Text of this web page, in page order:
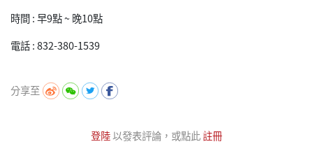
時間 : 早9點 ~ 晚10點
電話 : 832-380-1539
分享至
登陸以發表評論，或點此註冊